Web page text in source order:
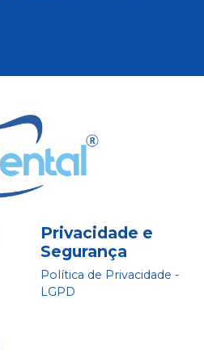
Privacidade e
Segurança
Política de Privacidade -
LGPD